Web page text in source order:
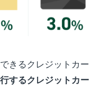
きるクレジットカー
するクレジットカー